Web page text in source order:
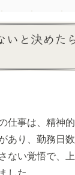
いと決めた
仕事は、精神
あり、勤務日数
ない覚悟で、